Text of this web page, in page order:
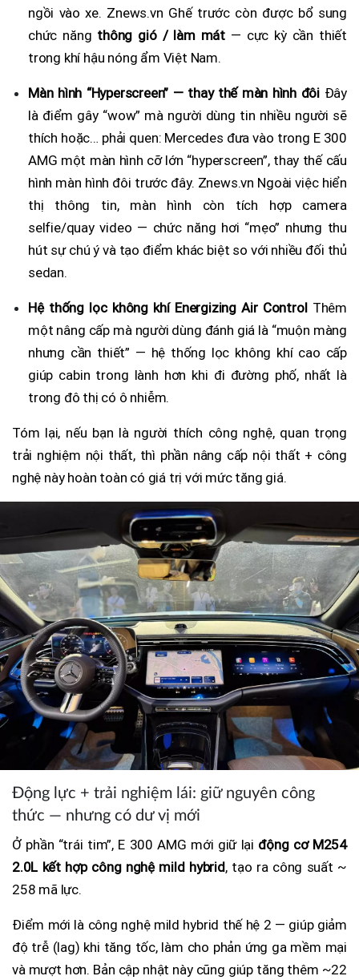
ngồi vào xe. Znews.vn Ghế trước còn được bổ sung
chức năng thông gió / làm mát — cực kỳ cần thiết
trong khí hậu nóng ẩm Việt Nam.
Màn hình “Hyperscreen” — thay thế màn hình đôi Đây
là điểm gây “wow” mà người dùng tin nhiều người sẽ
thích hoặc… phải quen: Mercedes đưa vào trong E 300
AMG một màn hình cỡ lớn “hyperscreen”, thay thế cấu
hình màn hình đôi trước đây. Znews.vn Ngoài việc hiển
thị thông tin, màn hình còn tích hợp camera
selfie/quay video — chức năng hơi “mẹo” nhưng thu
hút sự chú ý và tạo điểm khác biệt so với nhiều đối thủ
sedan.
Hệ thống lọc không khí Energizing Air ControlThêm
một nâng cấp mà người dùng đánh giá là “muộn màng
nhưng cần thiết” — hệ thống lọc không khí cao cấp
giúp cabin trong lành hơn khi đi đường phố, nhất là
trong đô thị có ô nhiễm.
Tóm lại, nếu bạn là người thích công nghệ, quan trọng
trải nghiệm nội thất, thì phần nâng cấp nội thất + công
nghệ này hoàn toàn có giá trị với mức tăng giá.
Động lực + trải nghiệm lái: giữ nguyên công
thức — nhưng có dư vị mới
Ở phần “trái tim”, E 300 AMG mới giữ lại động cơ M254
2.0L kết hợp công nghệ mild hybrid, tạo ra công suất ~
258 mã lực.
Điểm mới là công nghệ mild hybrid thế hệ 2 — giúp giảm
độ trễ (lag) khi tăng tốc, làm cho phản ứng ga mềm mại
và mượt hơn. Bản cập nhật này cũng giúp tăng thêm ~22